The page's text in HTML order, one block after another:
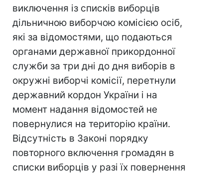
виключення із списків виборців
дільничною виборчою комісією осіб,
які за відомостями, що подаються
органами державної прикордонної
служби за три дні до дня виборів в
окружні виборчі комісії, перетнули
державний кордон України і на
момент надання відомостей не
повернулися на територію країни.
Відсутність в Законі порядку
повторного включення громадян в
списки виборців у разі їх повернення